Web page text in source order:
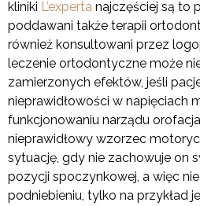
kliniki L’experta najczęściej są to
poddawani także terapii
również konsultowani przez
leczenie ortodontyczne może
zamierzonych efektów, jeśli
nieprawidłowości w napięciach
funkcjonowaniu narządu
nieprawidłowy wzorzec
sytuację, gdy nie zachowuje on
pozycji spoczynkowej, a więc
podniebieniu, tylko na przykład